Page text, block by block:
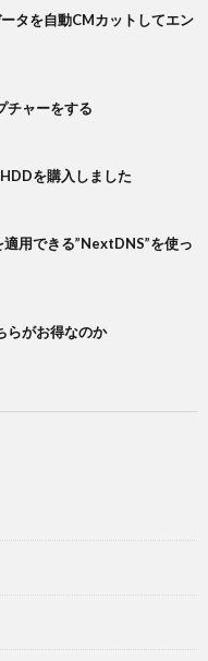
タを自動CMカットしてエン
ャーをする
を購入しました
用できる”NextDNS”を使っ
らがお得なのか